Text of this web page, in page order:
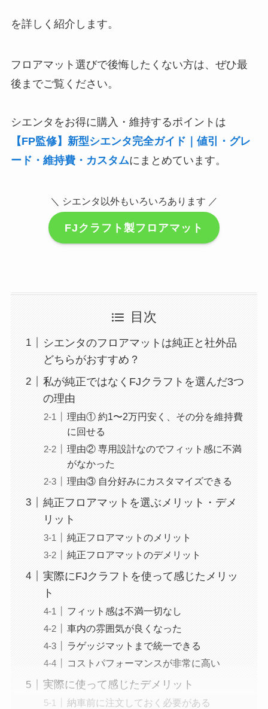
を詳しく紹介します。
フロアマット選びで後悔したくない方は、ぜひ最
後までご覧ください。
シエンタをお得に購入・維持するポイントは
【FP監修】新型シエンタ完全ガイド｜値引・グレ
ード・維持費・カスタムにまとめています。
＼ シエンタ以外もいろいろあります ／
FJクラフト製フロアマット
目次
シエンタのフロアマットは純正と社外品
どちらがおすすめ？
私が純正ではなくFJクラフトを選んだ3つ
の理由
理由① 約1〜2万円安く、その分を維持費
に回せる
理由② 専用設計なのでフィット感に不満
がなかった
理由③ 自分好みにカスタマイズできる
純正フロアマットを選ぶメリット・デメ
リット
純正フロアマットのメリット
純正フロアマットのデメリット
実際にFJクラフトを使って感じたメリッ
ト
フィット感は不満一切なし
車内の雰囲気が良くなった
ラゲッジマットまで統一できる
コストパフォーマンスが非常に高い
実際に使って感じたデメリット
納車前に注文しておく必要がある